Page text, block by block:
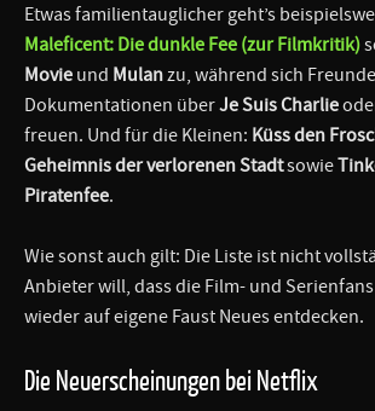
Etwas familientauglicher geht’s
Maleficent: Die dunkle Fee (zur Filmkritik)
Movie und Mulanzu, während sich
Dokumentationen überJe Suis Charlie
freuen. Und für die Kleinen: Küss den
Geheimnis der verlorenen Stadtsowie
Piratenfee.
Wie sonst auch gilt: Die Liste ist nicht
Anbieter will, dass die Film- und
wieder auf eigene Faust Neues entdecken.
Die Neuerscheinungen bei Netflix